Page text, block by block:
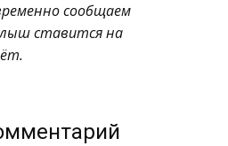
сообщаем
ставится на